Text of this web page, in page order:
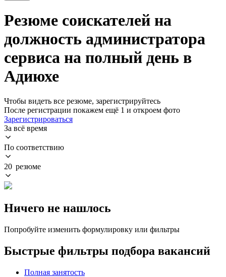
Резюме соискателей на
должность администратора
сервиса на полный день в
Адиюхе
Чтобы видеть все резюме, зарегистрируйтесь
После регистрации покажем ещё 1 и откроем фото
Зарегистрироваться
За всё время
По соответствию
20 резюме
Ничего не нашлось
Попробуйте изменить формулировку или фильтры
Быстрые фильтры подбора вакансий
Полная занятость